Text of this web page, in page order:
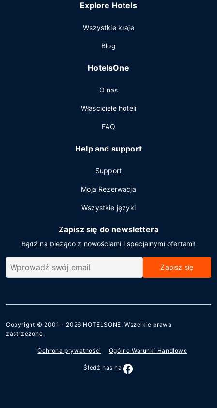
Explore Hotels
Wszystkie kraje
Blog
HotelsOne
O nas
Właściciele hoteli
FAQ
Help and support
Support
Moja Rezerwacja
Wszystkie języki
Zapisz się do newslettera
Bądź na bieżąco z nowościami i specjalnymi ofertami!
Zapisz się
Copyright © 2001 - 2026 HOTELSONE. Wszelkie prawa
zastrzeżone.
Ochrona prywatności Ogólne Warunki Handlowe
Śledź nas na